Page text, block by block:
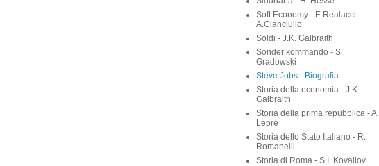
Sei personaggi in cerca d'autore -
L. Pirandello
Sempre io - C. Reeve
Siddharta - H. Hesse
Soft Economy - E.Realacci-
A.Cianciullo
Soldi - J.K. Galbraith
Sonder kommando - S.
Gradowski
Steve Jobs - Biografia
Storia della economia - J.K.
Galbraith
Storia della prima repubblica - A.